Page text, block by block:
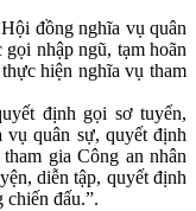
đồng nghĩa vụ quân
nhập ngũ, tạm hoãn
hiện nghĩa vụ tham
định gọi sơ tuyển,
vụ quân sự, quyết định
gia Công an nhân
diễn tập, quyết định
chiến đấu.”.